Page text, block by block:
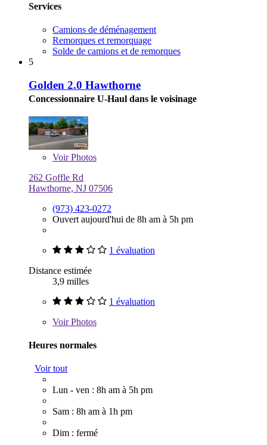
Services
Camions de déménagement
Remorques et remorquage
Solde de camions et de remorques
5
Golden 2.0 Hawthorne
Concessionnaire U-Haul dans le voisinage
VoirPhotos
262 Goffle Rd
Hawthorne, NJ 07506
(973) 423-0272
Ouvert aujourd'hui de 8h am à 5h pm
1 évaluation
Distance estimée
3,9 milles
1 évaluation
VoirPhotos
Heures normales
Voir tout
Lun - ven : 8h am à 5h pm
Sam : 8h am à 1h pm
Dim : fermé